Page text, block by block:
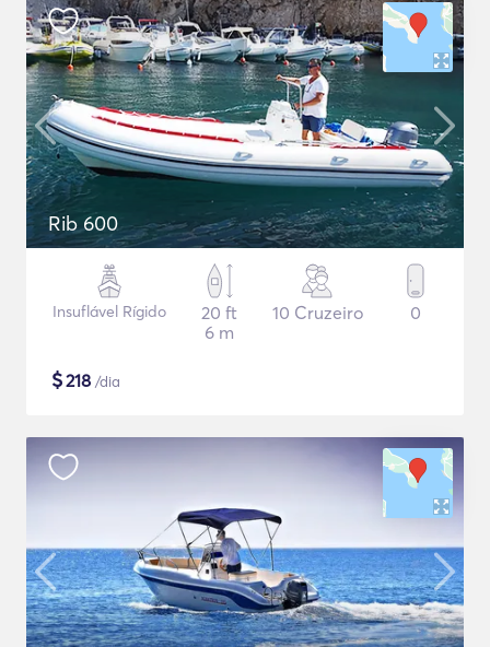
Rib 600
Insuflável Rígido
20 ft
6 m
10 Cruzeiro 0
$218 /dia